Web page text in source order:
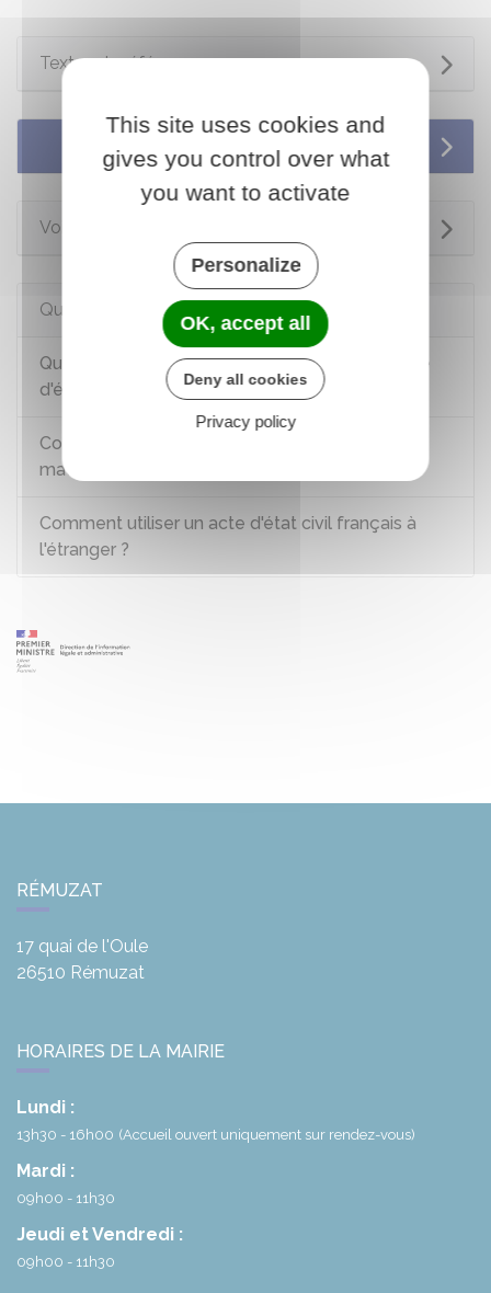
Textes de référence
Services en ligne et formulaires
Voir aussi
Questions ? Réponses !
Qu'est-ce qu'une mention marginale sur un acte
d'état civil ?
Comment contester un refus de la mairie en
matière d'état civil ?
Comment utiliser un acte d'état civil français à
l'étranger ?
RÉMUZAT
17 quai de l'Oule
26510 Rémuzat
HORAIRES DE LA MAIRIE
Lundi :
13h30 - 16h00 (Accueil ouvert uniquement sur rendez-vous)
Mardi :
09h00 - 11h30
Jeudi et Vendredi :
09h00 - 11h30
This site uses cookies and
gives you control over what
you want to activate
Personalize
OK, accept all
Deny all cookies
Privacy policy